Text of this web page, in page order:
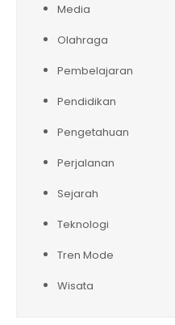
Media
Olahraga
Pembelajaran
Pendidikan
Pengetahuan
Perjalanan
Sejarah
Teknologi
Tren Mode
Wisata